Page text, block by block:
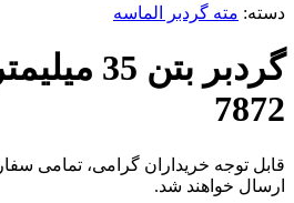
دسته: مته گردبر الماسه
گردبر بتن
7872
ارسال خواهند شد.